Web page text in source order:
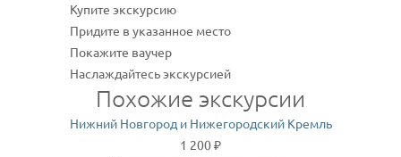
Купите экскурсию
Придите в указанное место
Покажите ваучер
Наслаждайтесь экскурсией
Похожие экскурсии
Нижний Новгород и Нижегородский Кремль
1 200 ₽